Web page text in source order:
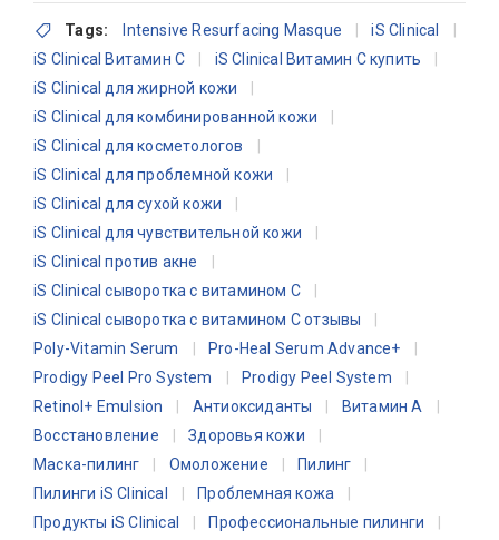
Tags: Intensive Resurfacing Masque
iS Clinical
iS Clinical Витамин C
iS Clinical Витамин C купить
iS Clinical для жирной кожи
iS Clinical для комбинированной кожи
iS Clinical для косметологов
iS Clinical для проблемной кожи
iS Clinical для сухой кожи
iS Clinical для чувствительной кожи
iS Clinical против акне
iS Clinical сыворотка с витамином C
iS Clinical сыворотка с витамином C отзывы
Poly-Vitamin Serum
Pro-Heal Serum Advance+
Prodigy Peel Pro System
Prodigy Peel System
Retinol+ Emulsion
Антиоксиданты
Витамин A
Восстановление
Здоровья кожи
Маска-пилинг
Омоложение
Пилинг
Пилинги iS Clinical
Проблемная кожа
Продукты iS Clinical
Профессиональные пилинги